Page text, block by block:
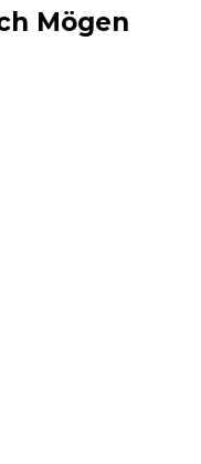
Mögen